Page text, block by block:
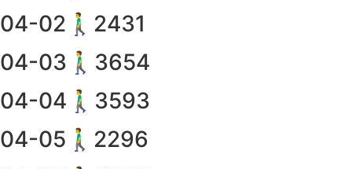
04-02🚶‍♂️2431
04-03🚶‍♂️3654
04-04🚶‍♂️3593
04-05🚶‍♂️2296